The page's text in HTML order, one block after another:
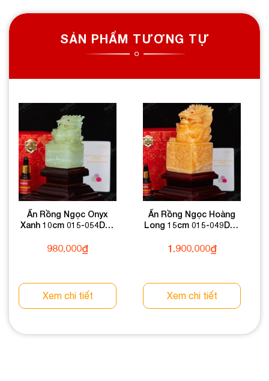
SẢN PHẨM TƯƠNG TỰ
Ấn Rồng Ngọc Onyx
Xanh 10cm 015-054DN-
980.000₫
Xem chi tiết
Ấn Rồng Ngọc Hoàng
Long 15cm 015-049DN-
1.900.000₫
Xem chi tiết